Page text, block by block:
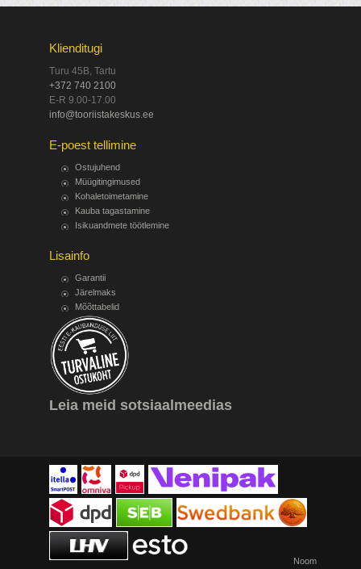
Klienditugi
Turu 45B, Tartu
+372 740 2100
E-R 9.00-17.00
info@tooriistakeskus.ee
E-poest tellimine
Ostujuhend
Müügitingimused
Kohaletoimetamine
Kauba tagastamine
Isikuandmete töötlemine
Lisainfo
Garantii
Järelmaks
Mõõttabelid
Leia meid sotsiaalmeedias
Noom